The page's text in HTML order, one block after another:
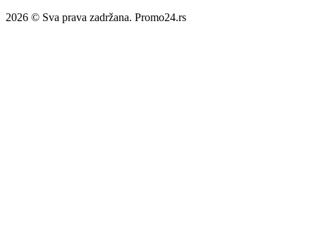
2026 © Sva prava zadržana. Promo24.rs